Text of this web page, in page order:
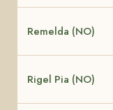
Remelda (NO)
Rigel Pia (NO)